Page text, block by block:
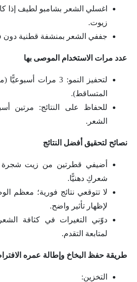
اغسلي الشعر بشامبو لطيف إذا
زيوت.
جففي الشعر بمنشفة قطنية
عدد مرات الاستخدام الموصى بها
لتحفيز النمو: 3 مرات
المتساقط).
للحفاظ على النتائج: مرتين
الشعر.
نصائح لتحقيق أفضل النتائج
أضيفي قطرتين من زيت شجرة
شعركِ دهنيًّا.
لإظهار تأثير واضح.
دوّني التغيرات في كثافة
لمتابعة التقدم.
طريقة حفظ البخاخ وإطالة عمره
التخزين: